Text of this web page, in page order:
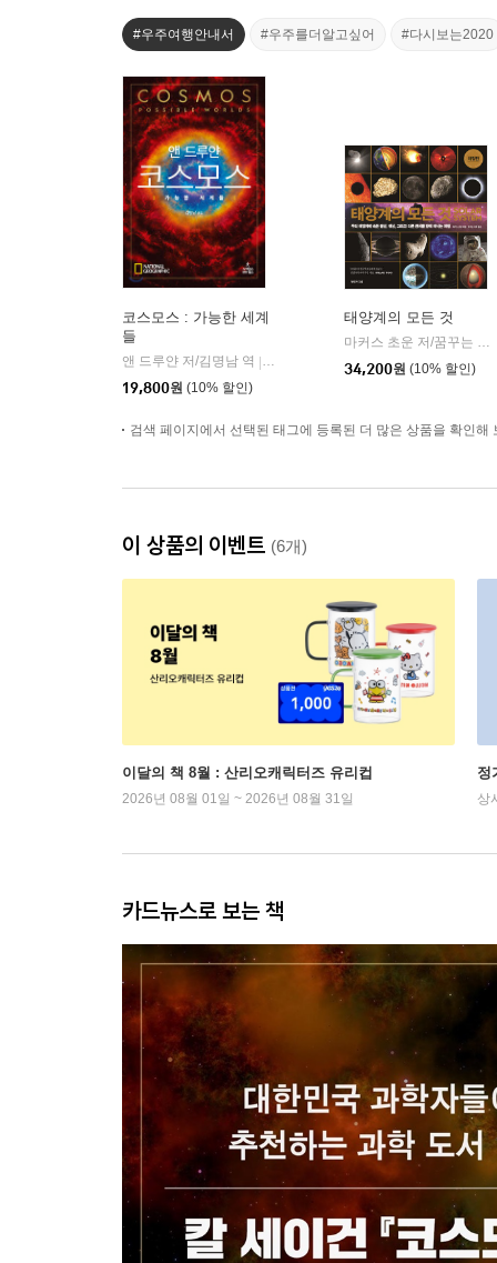
#우주여행안내서 #우주를더알고싶어 #다시보는2020
코스모스 : 가능한 세계
들
앤 드루얀 저/김명남 역
사이언스북스
19,800원 (10% 할인)
태양계의 모든 것
마커스 초운 저/꿈꾸는 과학 역
34,200원 (10% 할인)
검색 페이지에서 선택된 태그에 등록된 더 많은 상품을 확인해
이 상품의 이벤트 (6개)
이달의 책 8월 : 산리오캐릭터즈 유리컵
2026년 08월 01일 ~ 2026년 08월 31일
정
상
카드뉴스로 보는 책